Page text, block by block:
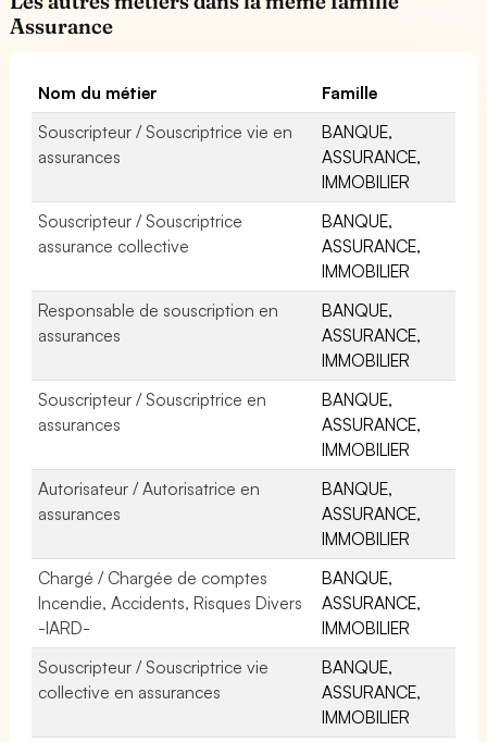
Assurance
Nom du métier
Famille
Souscripteur / Souscriptrice vie en
assurances
BANQUE,
ASSURANCE,
IMMOBILIER
Souscripteur / Souscriptrice
assurance collective
BANQUE,
ASSURANCE,
IMMOBILIER
Responsable de souscription en
assurances
BANQUE,
ASSURANCE,
IMMOBILIER
Souscripteur / Souscriptrice en
assurances
BANQUE,
ASSURANCE,
IMMOBILIER
Autorisateur / Autorisatrice en
assurances
BANQUE,
ASSURANCE,
IMMOBILIER
Chargé / Chargée de comptes
Incendie, Accidents, Risques Divers
-IARD-
BANQUE,
ASSURANCE,
IMMOBILIER
Souscripteur / Souscriptrice vie
collective en assurances
BANQUE,
ASSURANCE,
IMMOBILIER